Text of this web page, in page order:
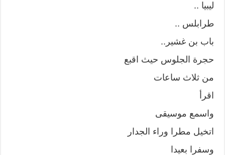
ليبيا ..
طرابلس ..
باب بن غشير..
حجرة الجلوس حيث اقبع
من ثلاث ساعات
اقرأ
واسمع موسيقى
اتخيل مطرا وراء الجدار
وسفرا بعيدا